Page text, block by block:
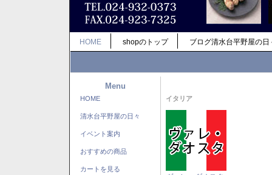
HOME shopのトップ ブログ清水台平野屋の日
Menu
HOME
清水台平野屋の日々
イベント案内
おすすめの商品
カートを見る
イタリア